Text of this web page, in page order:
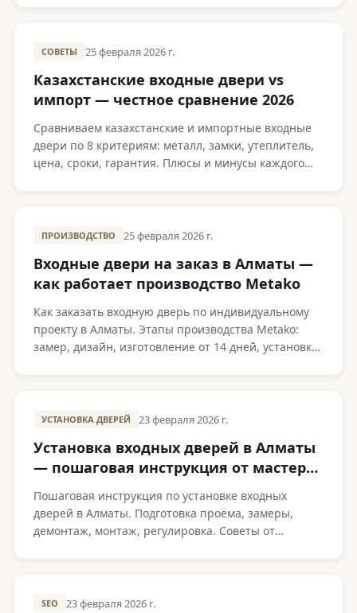
СОВЕТЫ 25 февраля 2026 г.
Казахстанские входные двери vs
импорт — честное сравнение 2026
Сравниваем казахстанские и импортные входные
двери по 8 критериям: металл, замки, утеплитель,
цена, сроки, гарантия. Плюсы и минусы каждого
ПРОИЗВОДСТВО 25 февраля 2026 г.
Входные двери на заказ в Алматы —
как работает производство Metako
Как заказать входную дверь по индивидуальному
проекту в Алматы. Этапы производства Metako:
замер, дизайн, изготовление от 14 дней, установка.
УСТАНОВКА ДВЕРЕЙ 23 февраля 2026 г.
Установка входных дверей в Алматы
— пошаговая инструкция от мастеров
Metako
Пошаговая инструкция по установке входных
дверей в Алматы. Подготовка проёма, замеры,
демонтаж, монтаж, регулировка. Советы от
SEO 23 февраля 2026 г.